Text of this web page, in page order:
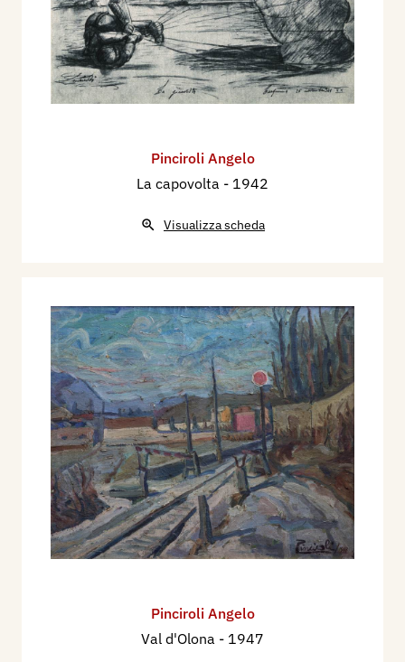
Pinciroli Angelo
La capovolta - 1942
Visualizza scheda
Pinciroli Angelo
Val d'Olona - 1947